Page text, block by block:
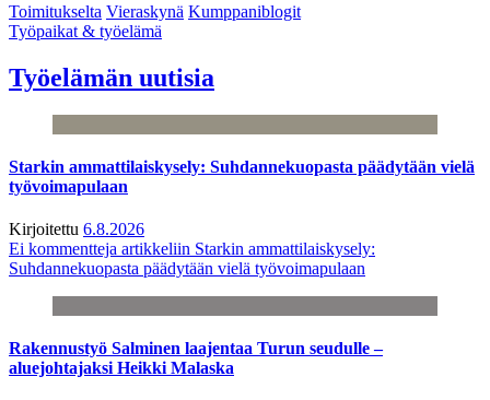
Toimitukselta Vieraskynä Kumppaniblogit
Työpaikat & työelämä
Työelämän uutisia
Starkin ammattilaiskysely: Suhdannekuopasta päädytään vielä
työvoimapulaan
Kirjoitettu 6.8.2026
Ei kommentteja artikkeliin Starkin ammattilaiskysely:
Suhdannekuopasta päädytään vielä työvoimapulaan
Rakennustyö Salminen laajentaa Turun seudulle –
aluejohtajaksi Heikki Malaska